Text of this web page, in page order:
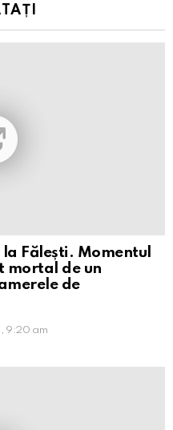
la Fălești. Momentul
mortal de un
de
9:20 am